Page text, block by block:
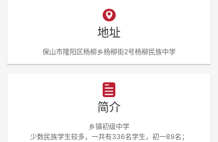
地址
保山市隆阳区杨柳乡杨柳街2号杨柳民族中学
简介
乡镇初级中学
少数民族学生较多，一共有336名学生，初一89名；